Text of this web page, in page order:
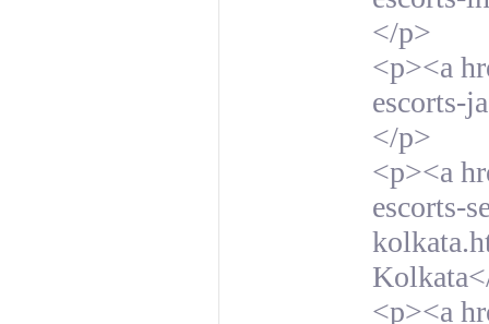
</p>
<p><a
escorts-
</p>
<p><a
escorts-
<p><a